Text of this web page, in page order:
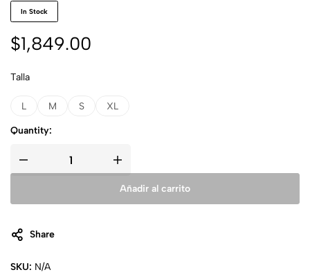
In Stock
$1,849.00
Talla
L M S XL
Quantity:
Añadir al carrito
Share
SKU: N/A